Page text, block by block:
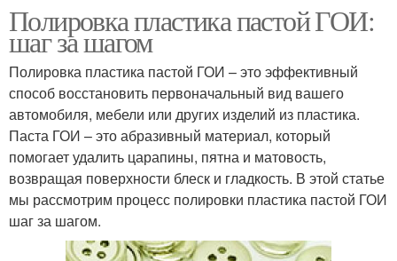
Полировка пластика пастой ГОИ:
шаг за шагом
Полировка пластика пастой ГОИ – это эффективный
способ восстановить первоначальный вид вашего
автомобиля, мебели или других изделий из пластика.
Паста ГОИ – это абразивный материал, который
помогает удалить царапины, пятна и матовость,
возвращая поверхности блеск и гладкость. В этой статье
мы рассмотрим процесс полировки пластика пастой ГОИ
шаг за шагом.